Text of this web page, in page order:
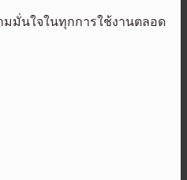
มมั่นใจในทุกการใช้งานตลอด